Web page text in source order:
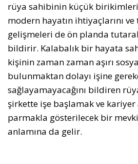
rüya sahibinin küçük
modern hayatın ihtiyaçlarını
gelişmeleri de ön planda
bildirir. Kalabalık bir hayata
kişinin zaman zaman aşırı
bulunmaktan dolayı işine
sağlayamayacağını bildiren
şirkette işe başlamak ve kariyer
parmakla gösterilecek bir
anlamına da gelir.